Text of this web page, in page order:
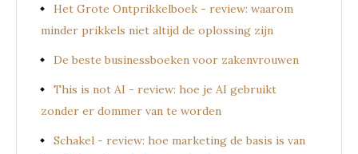
Het Grote Ontprikkelboek - review: waarom
minder prikkels niet altijd de oplossing zijn
De beste businessboeken voor zakenvrouwen
This is not AI - review: hoe je AI gebruikt
zonder er dommer van te worden
Schakel - review: hoe marketing de basis is van